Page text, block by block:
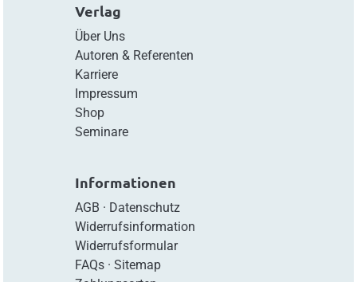
Verlag
Über Uns
Autoren & Referenten
Karriere
Impressum
Shop
Seminare
Informationen
AGB · Datenschutz
Widerrufsinformation
Widerrufsformular
FAQs· Sitemap